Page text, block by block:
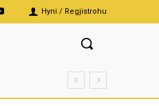
Hyni / Regjistrohu